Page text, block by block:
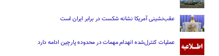
عقب‌نشینی آمریکا نشانه شکست در برابر ایران است
عملیات کنترل‌شده انهدام مهمات در محدوده پارچین ادامه دارد